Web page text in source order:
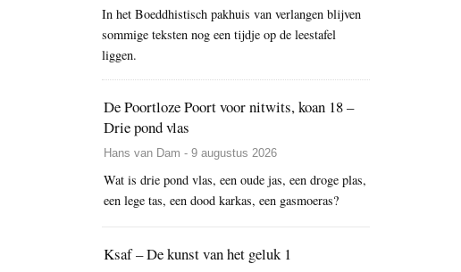
In het Boeddhistisch pakhuis van verlangen blijven
sommige teksten nog een tijdje op de leestafel
liggen.
De Poortloze Poort voor nitwits, koan 18 –
Drie pond vlas
Hans van Dam - 9 augustus 2026
Wat is drie pond vlas, een oude jas, een droge plas,
een lege tas, een dood karkas, een gasmoeras?
Ksaf – De kunst van het geluk 1